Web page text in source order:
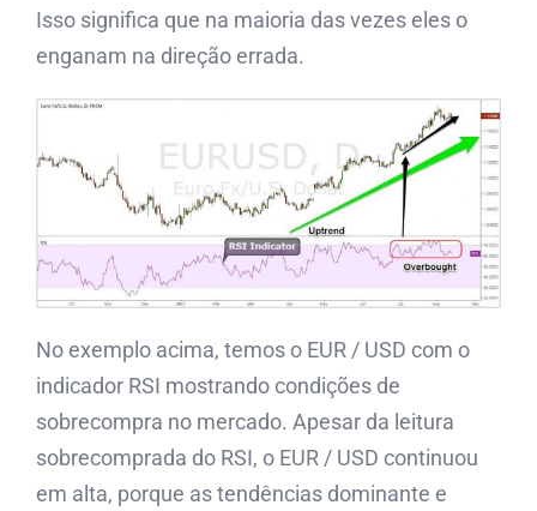
Isso significa que na maioria das vezes eles o
enganam na direção errada.
No exemplo acima, temos o EUR / USD com o
indicador RSI mostrando condições de
sobrecompra no mercado. Apesar da leitura
sobrecomprada do RSI, o EUR / USD continuou
em alta, porque as tendências dominante e